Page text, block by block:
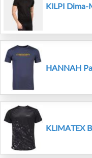
KILPI Dima-
HANNAH
KLIMATEX